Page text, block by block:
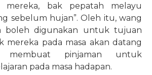
mereka, bak pepatah melayu
sebelum hujan”. Oleh itu, wang
boleh digunakan untuk tujuan
mereka pada masa akan datang
pinjaman untuk
pada masa hadapan.